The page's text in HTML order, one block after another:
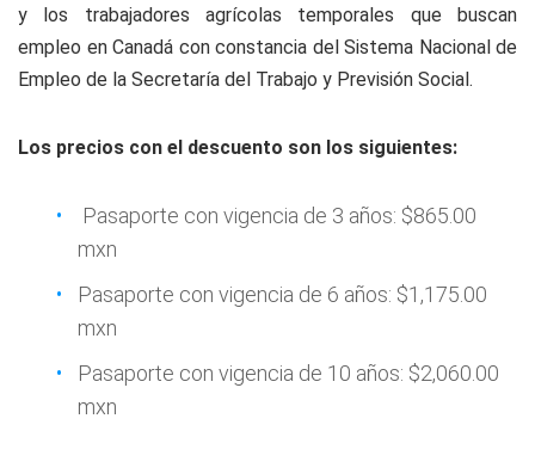
y los trabajadores agrícolas temporales que buscan
empleo en Canadá con constancia del Sistema Nacional de
Empleo de la Secretaría del Trabajo y Previsión Social.
Los precios con el descuento son los siguientes:
Pasaporte con vigencia de 3 años: $865.00
mxn
Pasaporte con vigencia de 6 años: $1,175.00
mxn
Pasaporte con vigencia de 10 años: $2,060.00
mxn